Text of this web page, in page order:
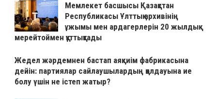
Мемлекет басшысы Қазақстан
Республикасы Ұлттық архивінің
ұжымы мен ардагерлерін 20 жылдық
мерейтоймен құттықтады
Жедел жәрдемнен бастап аяқкиім фабрикасына
дейін: партиялар сайлаушылардың қолдауына ие
болу үшін не істеп жатыр?